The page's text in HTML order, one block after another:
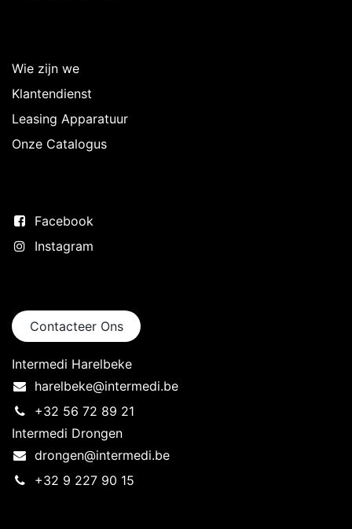
Wie zijn we
Klantendienst
Leasing Apparatuur
Onze Catalogus
Facebook
Instagram
Contacteer Ons
Intermedi Harelbeke
harelbeke@intermedi.be
+32 56 72 89 21
Intermedi Drongen
drongen@intermedi.be
+32 9 227 90 15